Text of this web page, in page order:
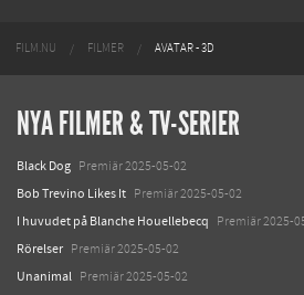
FILM.NU FILMER AVATAR - 3D
NYA FILMER & TV-SERIER
Black Dog Premiär 2025-05-02
Bob Trevino Likes It Premiär 2025-05-02
I huvudet på Blanche Houellebecq Premiär 2025-
Rörelser Premiär 2025-05-02
Unanimal Premiär 2025-05-02